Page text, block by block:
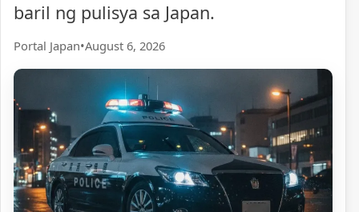
baril ng pulisya sa Japan.
Portal Japan•August 6, 2026